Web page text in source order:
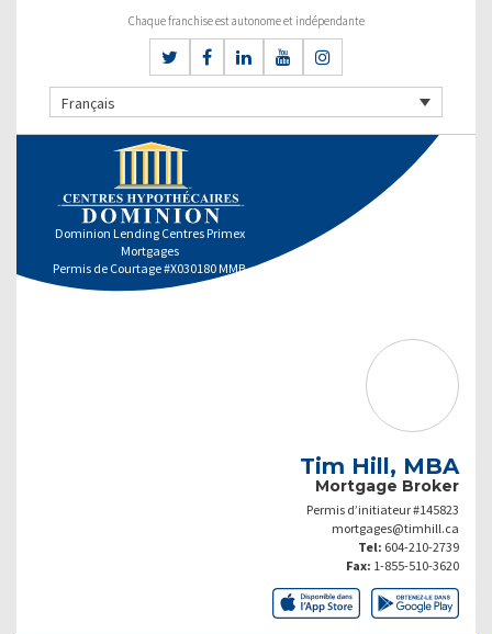
Chaque franchise est autonome et indépendante
Français
Dominion Lending Centres Primex
Mortgages
Permis de Courtage #X030180 MMB
Tim Hill, MBA
Mortgage Broker
Permis d’initiateur #145823
mortgages@timhill.ca
Tel: 604-210-2739
Fax: 1-855-510-3620